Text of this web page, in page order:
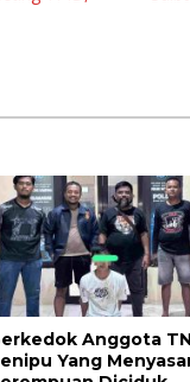
Anggota
Yang